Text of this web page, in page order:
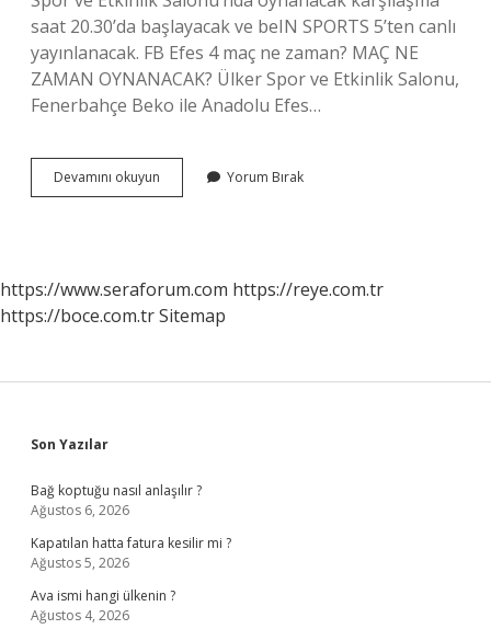
saat 20.30’da başlayacak ve beIN SPORTS 5’ten canlı
yayınlanacak. FB Efes 4 maç ne zaman? MAÇ NE
ZAMAN OYNANACAK? Ülker Spor ve Etkinlik Salonu,
Fenerbahçe Beko ile Anadolu Efes…
Devamını okuyun Anadolu
Efes
Zaman
Yorum Bırak
https://www.seraforum.com https://reye.com.tr
https://boce.com.trSitemap
Sidebar
Son Yazılar
Bağ koptuğu nasıl anlaşılır ?
Ağustos 6, 2026
Kapatılan hatta fatura kesilir mi ?
Ağustos 5, 2026
Ava ismi hangi ülkenin ?
Ağustos 4, 2026